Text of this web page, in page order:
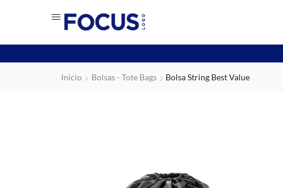
Inicio Bolsas - Tote Bags Bolsa String Best Value